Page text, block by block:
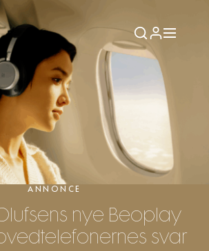
ANNONCE
nye Beoplay
svar